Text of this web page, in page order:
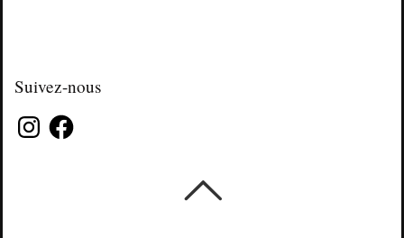
Suivez-nous
InstagramFacebook